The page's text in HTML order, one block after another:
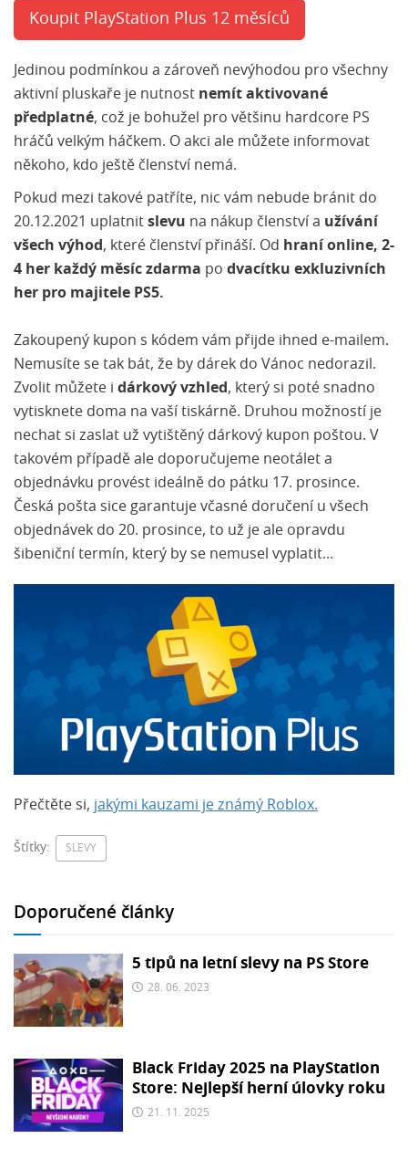
Koupit PlayStation Plus 12 měsíců
Jedinou podmínkou a zároveň nevýhodou pro všechny
aktivní pluskaře je nutnost nemít aktivované
předplatné, což je bohužel pro většinu hardcore PS
hráčů velkým háčkem. O akci ale můžete informovat
někoho, kdo ještě členství nemá.
Pokud mezi takové patříte, nic vám nebude bránit do
20.12.2021 uplatnit slevu na nákup členství a užívání
všech výhod , které členství přináší. Od hraní online, 2-
4 her každý měsíc zdarma po dvacítku exkluzivních
her pro majitele PS5.
Zakoupený kupon s kódem vám přijde ihned e-mailem.
Nemusíte se tak bát, že by dárek do Vánoc nedorazil.
Zvolit můžete i dárkový vzhled , který si poté snadno
vytisknete doma na vaší tiskárně. Druhou možností je
nechat si zaslat už vytištěný dárkový kupon poštou. V
takovém případě ale doporučujeme neotálet a
objednávku provést ideálně do pátku 17. prosince.
Česká pošta sice garantuje včasné doručení u všech
objednávek do 20. prosince, to už je ale opravdu
šibeniční termín, který by se nemusel vyplatit...
Přečtěte si, jakými kauzami je známý Roblox.
Štítky: SLEVY
Doporučené články
5 tipů na letní slevy na PS Store
28. 06. 2023
Black Friday 2025 na PlayStation
Store: Nejlepší herní úlovky roku
21. 11. 2025